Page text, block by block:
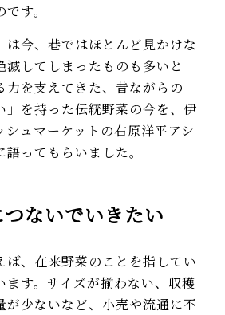
す。
は今、巷ではほとんど見かけな
滅してしまったものも多いと
力を支えてきた、昔ながらの
」を持った伝統野菜の今を、伊
ュマーケットの右原洋平アシ
ってもらいました。
ないでいきたい
ば、在来野菜のことを指してい
ます。サイズが揃わない、収穫
が少ないなど、小売や流通に不